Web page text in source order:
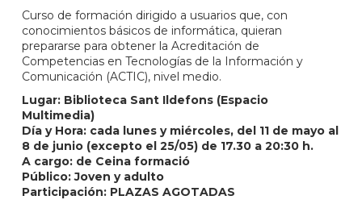
Curso de formación dirigido a usuarios que, con
conocimientos básicos de informática, quieran
prepararse para obtener la Acreditación de
Competencias en Tecnologías de la Información y
Comunicación (ACTIC), nivel medio.
Lugar: Biblioteca Sant Ildefons (Espacio
Multimedia)
Día y Hora: cada lunes y miércoles, del 11 de mayo al
8 de junio (excepto el 25/05) de 17.30 a 20:30 h.
A cargo: de Ceina formació
Público: Joven y adulto
Participación: PLAZAS AGOTADAS